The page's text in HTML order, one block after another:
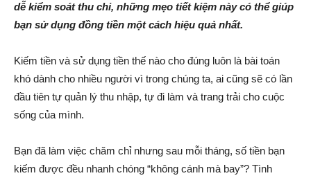
dễ kiểm soát thu chi, những mẹo tiết kiệm này có thể giúp
bạn sử dụng đồng tiền một cách hiệu quả nhất.
Kiếm tiền và sử dụng tiền thế nào cho đúng luôn là bài toán
khó dành cho nhiều người vì trong chúng ta, ai cũng sẽ có lần
đầu tiên tự quản lý thu nhập, tự đi làm và trang trải cho cuộc
sống của mình.
Bạn đã làm việc chăm chỉ nhưng sau mỗi tháng, số tiền bạn
kiếm được đều nhanh chóng “không cánh mà bay”? Tình